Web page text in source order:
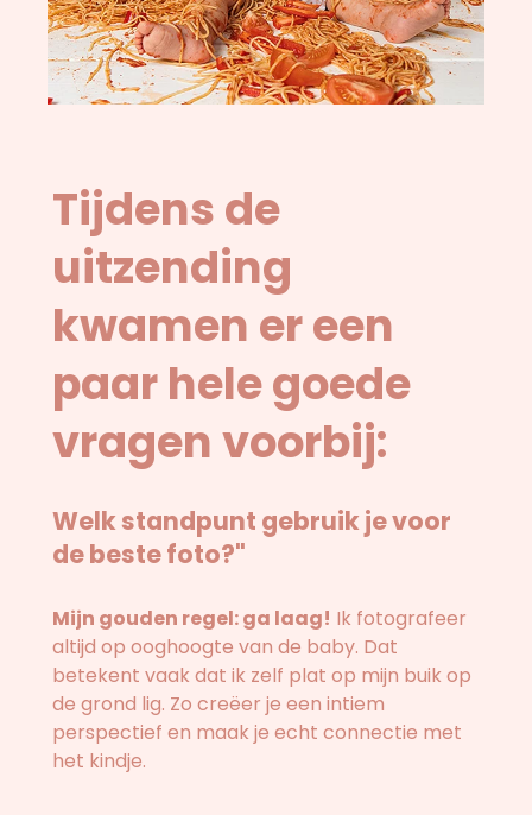
Tijdens de
uitzending
kwamen er een
paar hele goede
vragen voorbij:
Welk standpunt gebruik je voor
de beste foto?"
Mijn gouden regel: ga laag! Ik fotografeer
altijd op ooghoogte van de baby. Dat
betekent vaak dat ik zelf plat op mijn buik op
de grond lig. Zo creëer je een intiem
perspectief en maak je echt connectie met
het kindje.